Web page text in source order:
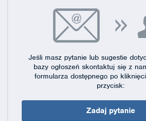
Jeśli masz pytanie lub sugestie
bazy ogłoszeń skontaktuj się z
formularza dostępnegopo
przycisk:
Zadaj pytanie